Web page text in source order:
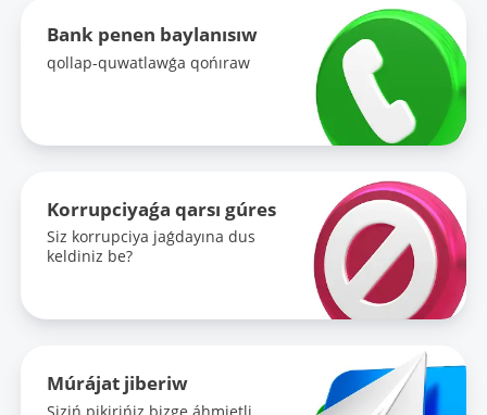
Bank penen baylanısıw
qollap-quwatlawǵa qońıraw
Korrupciyaǵa qarsı gúres
Siz korrupciya jaǵdayına dus
keldiniz be?
Múrájat jiberiw
Siziń pikirińiz bizge áhmietli